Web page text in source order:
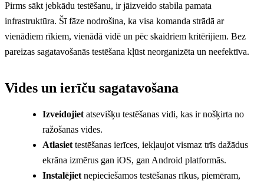
Pirms sākt jebkādu testēšanu, ir jāizveido stabila pamata
infrastruktūra. Šī fāze nodrošina, ka visa komanda strādā ar
vienādiem rīkiem, vienādā vidē un pēc skaidriem kritērijiem. Bez
pareizas sagatavošanās testēšana kļūst neorganizēta un neefektīva.
Vides un ierīču sagatavošana
Izveidojiet atsevišķu testēšanas vidi, kas ir nošķirta no
ražošanas vides.
Atlasiet testēšanas ierīces, iekļaujot vismaz trīs dažādus
ekrāna izmērus gan iOS, gan Android platformās.
Instalējiet nepieciešamos testēšanas rīkus, piemēram,